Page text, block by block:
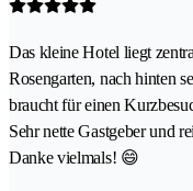
Das kleine Hotel liegt
Rosengarten, nach hinten
braucht für einen
Sehr nette Gastgeber und
Danke vielmals! 😄